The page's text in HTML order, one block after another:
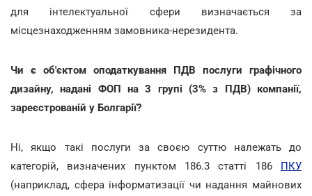
для інтелектуальної сфери визначається за
місцезнаходженням замовника-нерезидента.
Чи є об'єктом оподаткування ПДВ послуги графічного
дизайну, надані ФОП на 3 групі (3% з ПДВ) компанії,
зареєстрованій у Болгарії?
Ні, якщо такі послуги за своєю суттю належать до
категорій, визначених пунктом 186.3 статті 186 ПКУ
(наприклад, сфера інформатизації чи надання майнових